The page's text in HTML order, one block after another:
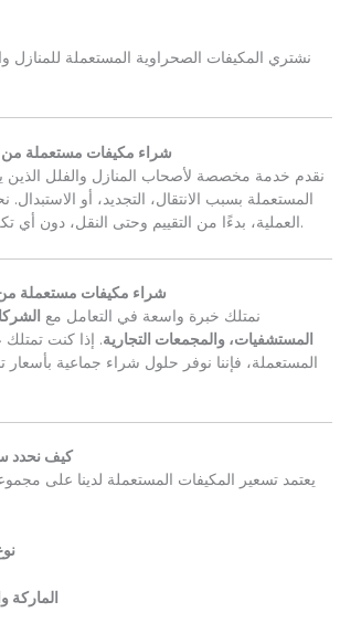
نشتري المكيفات الصحراوية المستعملة للمنازل
شراء مكيفات مستعملة من
نقدم خدمة مخصصة لأصحاب المنازل والفلل الذين
المستعملة بسبب الانتقال، التجديد، أو
العملية، بدءًا من التقييم وحتى النقل، دون أي تكلفة إضافية على العميل.
شراء مكيفات مستعملة
نمتلك خبرة واسعة في التعامل مع
المستشفيات، والمجمعات التجارية. إذا كنت تمتلك
المستعملة، فإننا نوفر حلول شراء جماعية بأسعار
كيف نحدد
يعتمد تسعير المكيفات المستعملة لدينا على
الماركة